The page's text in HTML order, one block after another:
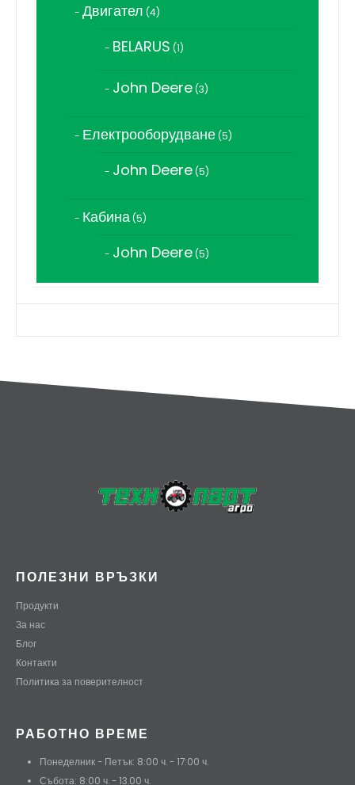
Двигател 44
BELARUS 11
John Deere 33
Електрооборудване 55
John Deere 55
Кабина 55
John Deere 55
ПОЛЕЗНИ ВРЪЗКИ
Продукти
За нас
Блог
Контакти
Политика за поверителност
РАБОТНО ВРЕМЕ
Понеделник - Петък: 8:00 ч. - 17:00 ч.
Събота: 8:00 ч. - 13.00 ч.